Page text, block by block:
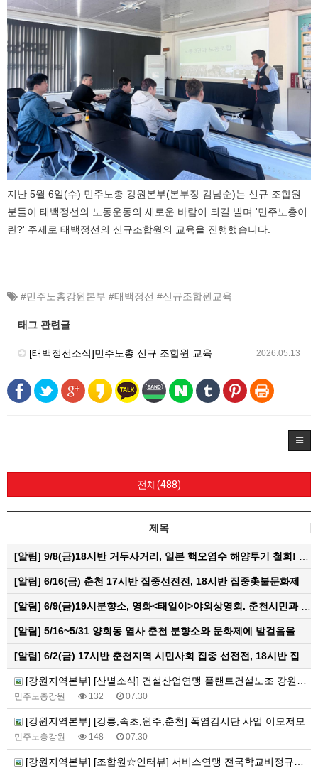
지난 5월 6일(수) 민주노총 강원본부(본부장 김남순)는 신규 조합원
분들이 태백정선의 노동운동의 새로운 바람이 되길 빌며 '민주노총이
란?' 주제로 태백정선의 신규조합원의 교육을 진행했습니다.
#민주노총강원본부 #태백정선 #신규조합원교육
태그 관련글
2026.05.13
[태백정선소식]민주노총 신규 조합원 교육
전체(488)
제목
[알림] 9/8(금)18시반 거두사거리, 일본 핵오염수 해양투기 철회! 춘천시민대회
[알림] 6/16(금) 춘천 17시반 집중선전전, 18시반 집중촛불문화제
[알림] 6/9(금)19시분향소, 영화<태일이>야외상영회. 춘천시민과 함께하는 한여름밤의 영화산책
[알림] 5/16~5/31 양회동 열사 춘천 분향소와 문화제에 발걸음을 내어주신 모든 분들께 감사인사를 올립니다.
[알림] 6/2(금) 17시반 춘천지역 시민사회 집중 선전전, 18시반 집중 촛불문화제
[강원지역본부] [산별소식] 건설산업연맹 플랜트건설노조 강원충북지부
민주노총강원 132 07.30
[강원지역본부] [강릉,속초,원주,춘천] 폭염감시단 사업 이모저모
민주노총강원 148 07.30
[강원지역본부] [조합원☆인터뷰] 서비스연맹 전국학교비정규직노동조합 강원지부 김유미 춘천지회장